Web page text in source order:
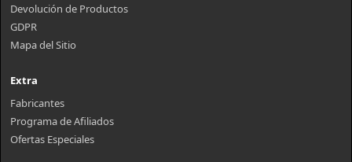
Devolución de Productos
GDPR
Mapa del Sitio
Extra
Fabricantes
Programa de Afiliados
Ofertas Especiales